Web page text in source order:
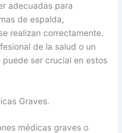
adecuadas para
de espalda,
realizan correctamente.
de la salud o un
ser crucial en estos
Graves.
médicas graves o